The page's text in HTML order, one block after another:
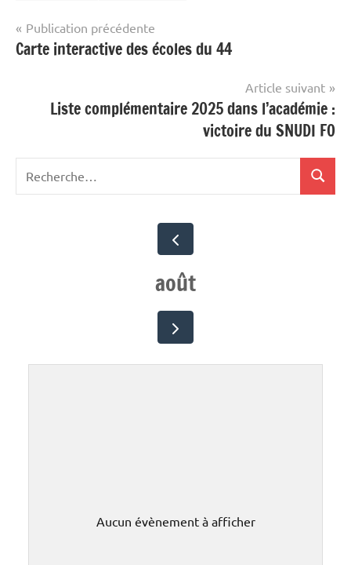
Navigation
de
Publication précédente
Carte interactive des écoles du 44
Article suivant
Liste complémentaire 2025 dans l’académie :
victoire du SNUDI FO
août
Aucun évènement à afficher